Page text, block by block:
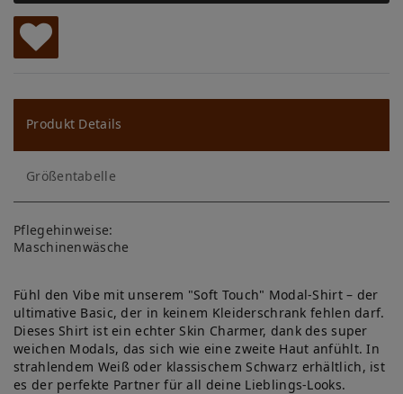
W
u
ns
ch
lis
te
Produkt Details
Größentabelle
Pflegehinweise:
Maschinenwäsche
Fühl den Vibe mit unserem "Soft Touch" Modal-Shirt – der
ultimative Basic, der in keinem Kleiderschrank fehlen darf.
Dieses Shirt ist ein echter Skin Charmer, dank des super
weichen Modals, das sich wie eine zweite Haut anfühlt. In
strahlendem Weiß oder klassischem Schwarz erhältlich, ist
es der perfekte Partner für all deine Lieblings-Looks.